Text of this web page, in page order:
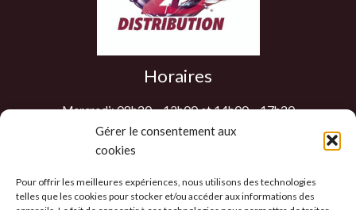
Gérer le consentement aux
cookies
Pour offrir les meilleures expériences, nous utilisons des technologies
telles que les cookies pour stocker et/ou accéder aux informations des
Horaires
Mercredi: 08h30 – 12h00 et 14h00 – 17h30
Jeudi: 08h30 – 12h00 et 14h00 – 17h30
Vendredi: 08h30 – 12h00 et 14h00 – 17h30
Les autres jours sur RDV